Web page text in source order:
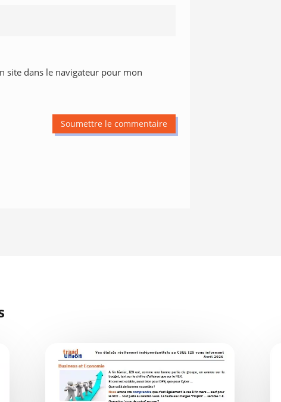
site dans le navigateur pour mon
Soumettre le commentaire